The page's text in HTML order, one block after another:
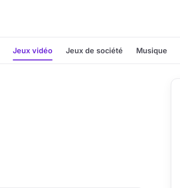
Jeux vidéo Jeux de société Musique